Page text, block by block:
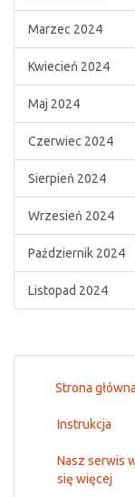
Marzec 2024
Kwiecień 2024
Maj 2024
Czerwiec 2024
Sierpień 2024
Wrzesień 2024
Październik 2024
Listopad 2024
Strona główna
Instrukcja
Nasz serwis
się więcej